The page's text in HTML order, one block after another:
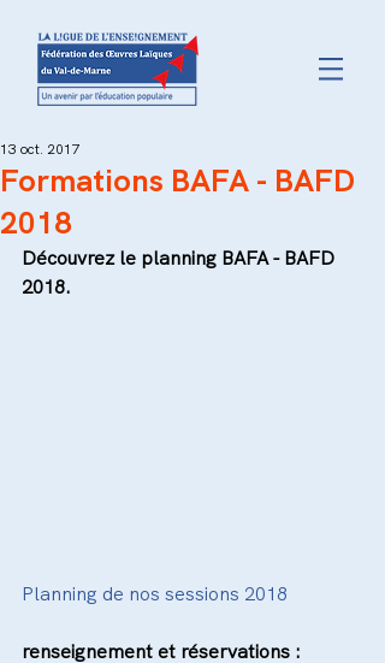
Formations BAFA - BAFD
2018
13 oct. 2017
Découvrez le planning BAFA - BAFD
2018.
Planning de nos sessions 2018
renseignement et réservations :